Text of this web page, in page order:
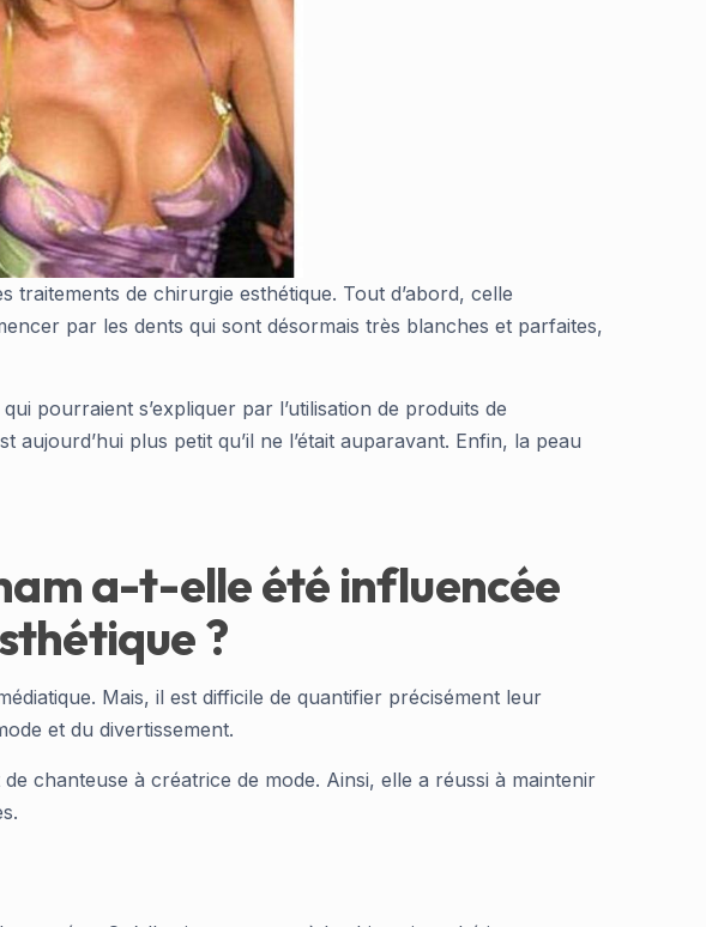
traitements de chirurgie esthétique. Tout d’abord, celle
par les dents qui sont désormais très blanches et parfaites,
pourraient s’expliquer par l’utilisation de produits de
plus petit qu’il ne l’était auparavant. Enfin, la peau
a-t-elle été influencée
?
Mais, il est difficile de quantifier précisément leur
et du divertissement.
chanteuse à créatrice de mode. Ainsi, elle a réussi à maintenir